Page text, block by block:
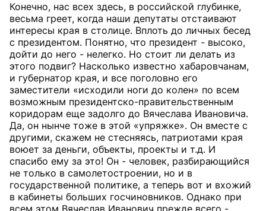
Конечно, нас всех здесь, в российской глубинке,
весьма греет, когда наши депутаты отстаивают
интересы края в столице. Вплоть до личных бесед
с президентом. Понятно, что президент - высоко,
дойти до него - нелегко. Но стоит ли делать из
этого подвиг? Насколько известно хабаровчанам,
и губернатор края, и все поголовно его
заместители «исходили ноги до колен» по всем
возможным президентско-правительственным
коридорам еще задолго до Вячеслава Ивановича.
Да, он нынче тоже в этой «упряжке». Он вместе с
другими, скажем не стесняясь, патриотами края
воюет за деньги, объекты, проекты и т.д. И
спасибо ему за это! Он - человек, разбирающийся
не только в самолетостроении, но и в
государственной политике, а теперь вот и вхожий
в кабинеты больших госчиновников. Однако при
всем этом Вячеслав Иванович прежде всего -